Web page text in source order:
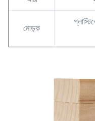
মোড়ক